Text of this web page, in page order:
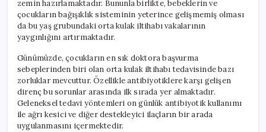
zemin hazırlamaktadır. Bununla birlikte, bebeklerin ve
çocukların bağışıklık sisteminin yeterince gelişmemiş olması
da bu yaş grubundaki orta kulak iltihabı vakalarının
yaygınlığını artırmaktadır.
Günümüzde, çocukların en sık doktora başvurma
sebeplerinden biri olan orta kulak iltihabı tedavisinde bazı
zorluklar mevcuttur. Özellikle antibiyotiklere karşı gelişen
direnç bu sorunlar arasında ilk sırada yer almaktadır.
Geleneksel tedavi yöntemleri on günlük antibiyotik kullanımı
ile ağrı kesici ve diğer destekleyici ilaçların bir arada
uygulanmasını içermektedir.